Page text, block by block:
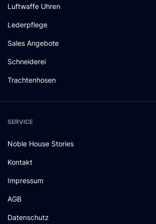
Luftwaffe Uhren
Lederpflege
Sales Angebote
Schneiderei
Trachtenhosen
SERVICE
Noble House Stories
Kontakt
Impressum
AGB
Datenschutz